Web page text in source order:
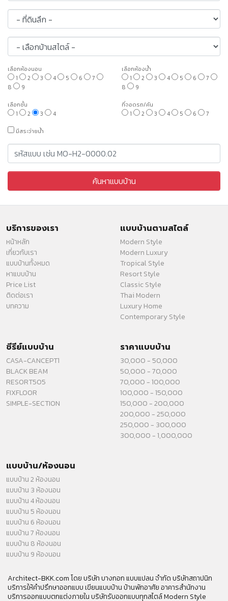
เลือกห้องนอน
1
2 3 4 5 6
7
8
9
เลือกห้องน้ำ
1
2 3 4 5 6
7
8
9
เลือกชั้น
1
2 3 4
ที่จอดรถ/คัน
1
2 3 4 5 6 7
มีสระว่ายน้ำ
บริการของเรา
หน้าหลัก
เกี่ยวกับเรา
แบบบ้านทั้งหมด
หาแบบบ้าน
Price List
ติดต่อเรา
บทความ
แบบบ้านตามสไตล์
Modern Style
Modern Luxury
Tropical Style
Resort Style
Classic Style
Thai Modern
Luxury Home
Contemporary Style
ซีรีย์แบบบ้าน
CASA-CANCEPT1
BLACK BEAM
RESORT505
FIXFLOOR
SIMPLE-SECTION
ราคาแบบบ้าน
30,000 - 50,000
50,000 - 70,000
70,000 - 100,000
100,000 - 150,000
150,000 - 200,000
200,000 - 250,000
250,000 - 300,000
300,000 - 1,000,000
แบบบ้าน/ห้องนอน
แบบบ้าน 2 ห้องนอน
แบบบ้าน 3 ห้องนอน
แบบบ้าน 4 ห้องนอน
แบบบ้าน 5 ห้องนอน
แบบบ้าน 6 ห้องนอน
แบบบ้าน 7 ห้องนอน
แบบบ้าน 8 ห้องนอน
แบบบ้าน 9 ห้องนอน
Architect-BKK.com โดย บริษัท บางกอก แบบแปลน จำกัด บริษัทสถาปนิก
บริการให้คำปรึกษาออกแบบ เขียนแบบบ้าน บ้านพักอาศัย อาคารสำนักงาน
บริการออกแบบตกแต่งภายใน บริษัทรับออกแบบทุกสไตล์ Modern Style